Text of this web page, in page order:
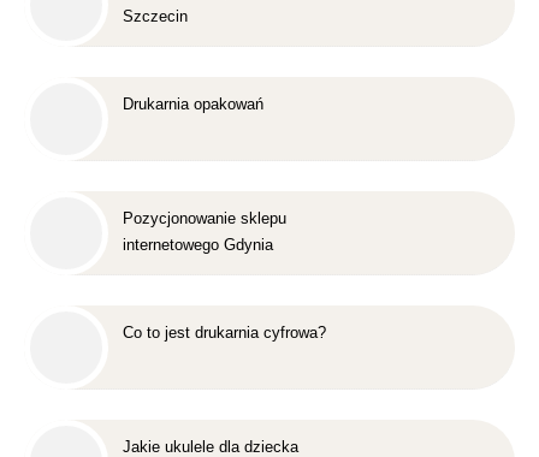
Szczecin
Drukarnia opakowań
Pozycjonowanie sklepu
internetowego Gdynia
Co to jest drukarnia cyfrowa?
Jakie ukulele dla dziecka